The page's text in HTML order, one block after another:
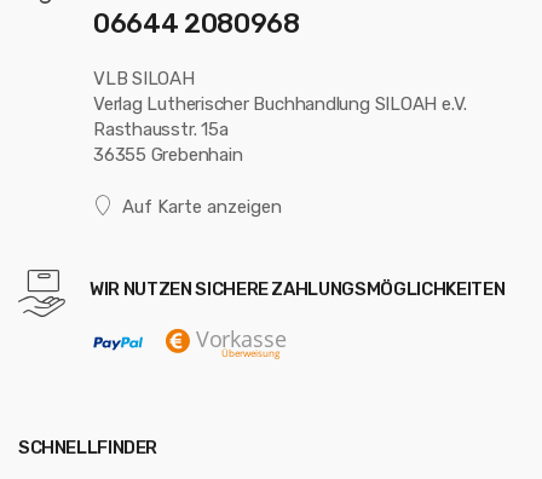
06644 2080968
VLB SILOAH
Verlag Lutherischer Buchhandlung SILOAH e.V.
Rasthausstr. 15a
36355 Grebenhain
Auf Karte anzeigen
WIR NUTZEN SICHERE ZAHLUNGSMÖGLICHKEITEN
SCHNELLFINDER